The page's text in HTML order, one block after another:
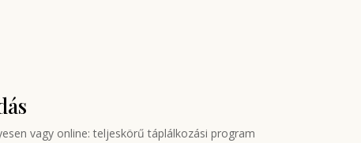
vagy online: teljeskörű táplálkozási program